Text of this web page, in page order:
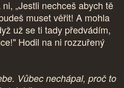
„Jestli nechceš abych tě
muset věřit! A mohla
už se ti tady předvádím,
Hodil na ni rozzuřený
Vůbec nechápal, proč to